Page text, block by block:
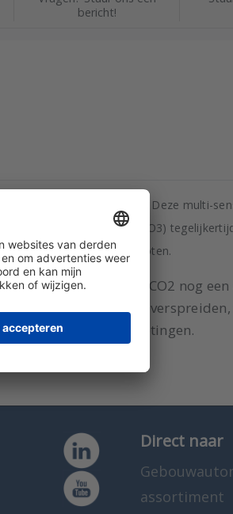
bericht!
de
binnenluchtkwaliteit. Deze multi-
(HCHO) en ozon (O3)
of PLC) worden ontsloten.
sturen. Er zijn naast CO2 nog
ventilatie virussen verspreiden,
en PM10 deeltjesmetingen.
Direct naar
assortiment